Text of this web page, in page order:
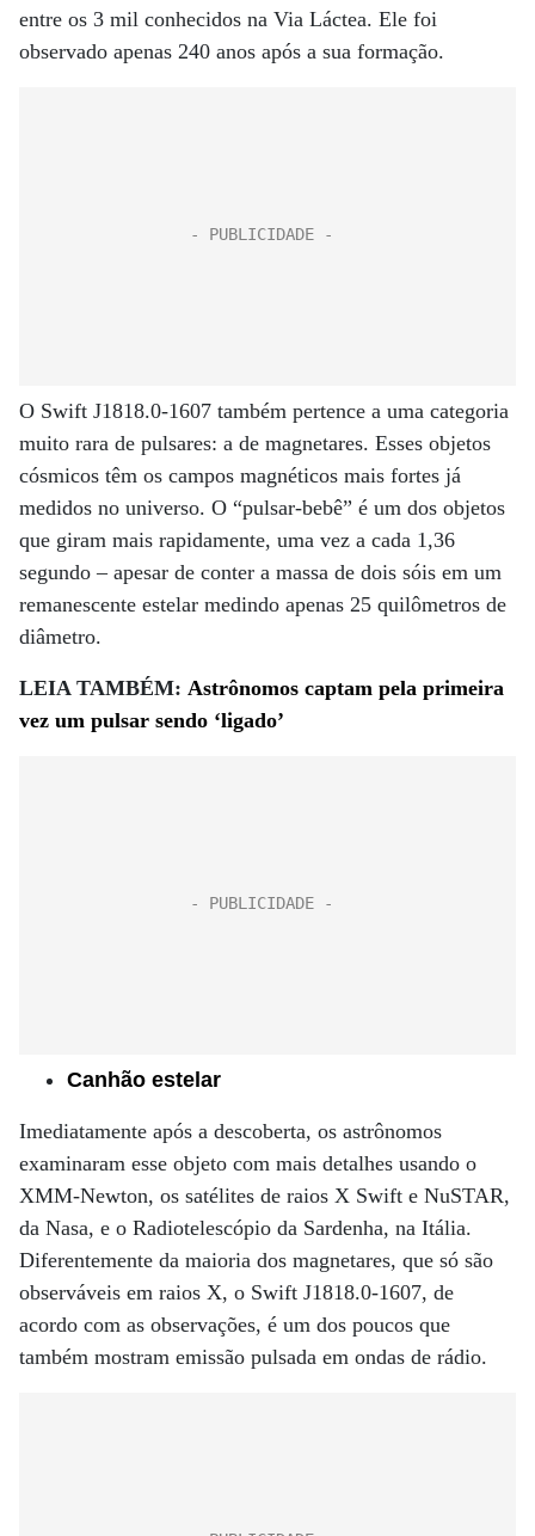
entre os 3 mil conhecidos na Via Láctea. Ele foi
observado apenas 240 anos após a sua formação.
O Swift J1818.0-1607 também pertence a uma categoria
muito rara de pulsares: a de magnetares. Esses objetos
cósmicos têm os campos magnéticos mais fortes já
medidos no universo. O “pulsar-bebê” é um dos objetos
que giram mais rapidamente, uma vez a cada 1,36
segundo – apesar de conter a massa de dois sóis em um
remanescente estelar medindo apenas 25 quilômetros de
diâmetro.
LEIA TAMBÉM: Astrônomos captam pela primeira
vez um pulsar sendo ‘ligado’
Canhão estelar
Imediatamente após a descoberta, os astrônomos
examinaram esse objeto com mais detalhes usando o
XMM-Newton, os satélites de raios X Swift e NuSTAR,
da Nasa, e o Radiotelescópio da Sardenha, na Itália.
Diferentemente da maioria dos magnetares, que só são
observáveis ​​em raios X, o Swift J1818.0-1607, de
acordo com as observações, é um dos poucos que
também mostram emissão pulsada em ondas de rádio.